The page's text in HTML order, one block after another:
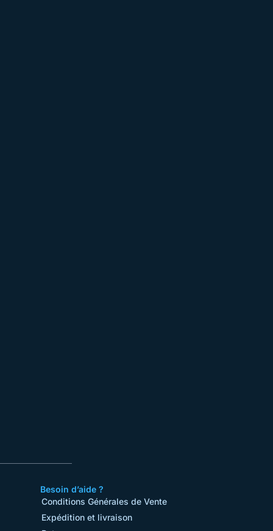
Besoin d’aide ?
Conditions Générales de Vente​
Expédition et livraison